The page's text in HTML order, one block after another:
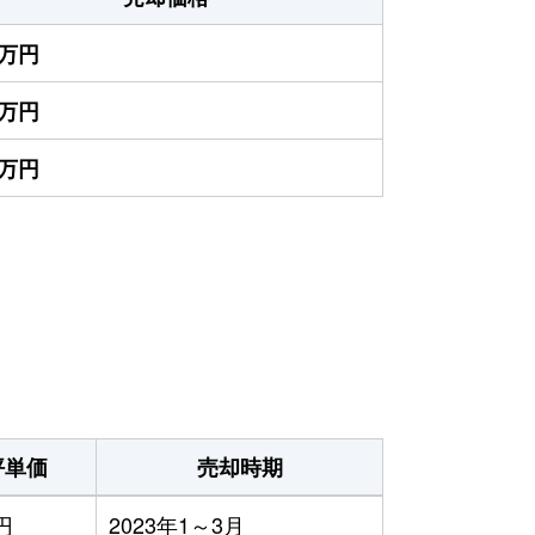
円
円
円
価
売却時期
2023年1～3月